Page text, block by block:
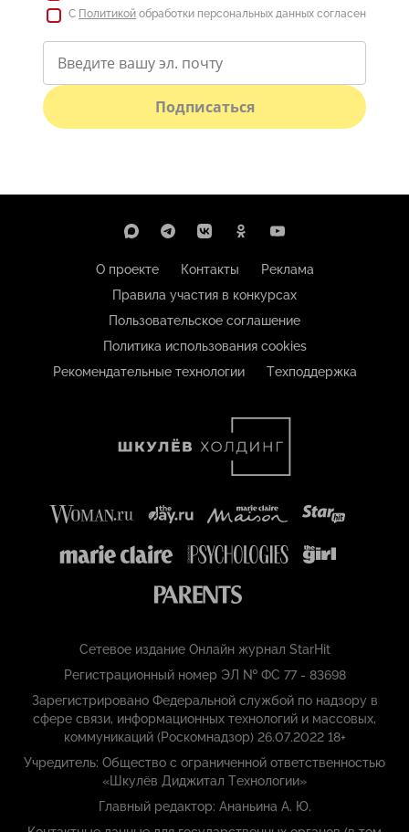
С Политикой обработки персональных данных согласен
Подписаться
О проекте Контакты
Реклама
Правила участия в конкурсах
Пользовательское соглашение
Политика использования cookies
Рекомендательные технологии
Техподдержка
Сетевое издание Онлайн журнал StarHit
Регистрационный номер ЭЛ № ФС 77 - 83698
Зарегистрировано Федеральной службой по надзору в
сфере связи, информационных технологий и массовых,
коммуникаций (Роскомнадзор) 26.07.2022 18+
Учредитель: Общество с ограниченной ответственностью
«Шкулёв Диджитал Технологии»
Главный редактор: Ананьина А. Ю.